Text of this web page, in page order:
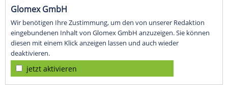
Glomex GmbH
Wir benötigen Ihre Zustimmung, um den von unserer Redaktion
eingebundenen Inhalt von Glomex GmbH anzuzeigen. Sie können
diesen mit einem Klick anzeigen lassen und auch wieder
deaktivieren.
jetzt aktivieren